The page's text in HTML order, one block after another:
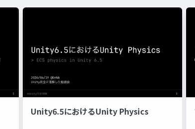
Unity6.5におけるUnity Physics